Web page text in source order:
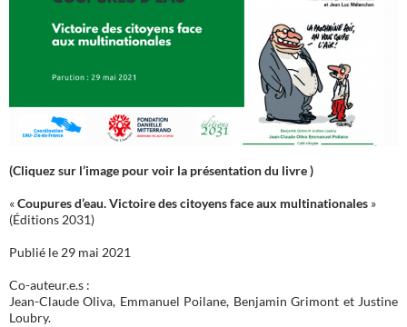
(Cliquez sur l’image pour voir la présentation du livre )
«Coupures d’eau. Victoire des citoyens face aux multinationales »
(Éditions 2031)
Publié le 29 mai 2021
Co-auteur.e.s :
Jean-Claude Oliva, Emmanuel Poilane, Benjamin Grimont et Justine
Loubry.